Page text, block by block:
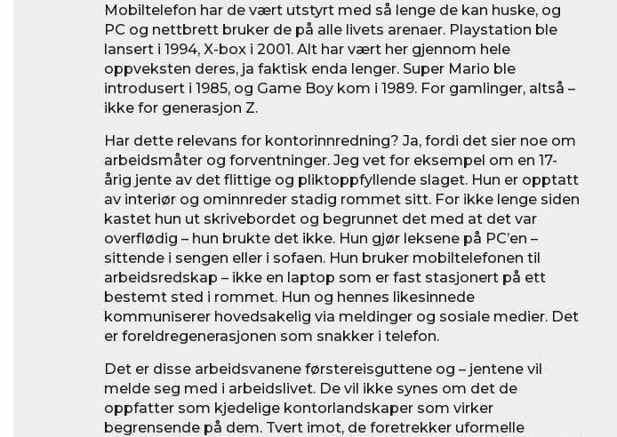
Mobiltelefon har de vært utstyrt med så lenge de kan huske, og
PC og nettbrett bruker de på alle livets arenaer. Playstation ble
lansert i 1994, X-box i 2001. Alt har vært her gjennom hele
oppveksten deres, ja faktisk enda lenger. Super Mario ble
introdusert i 1985, og Game Boy kom i 1989. For gamlinger, altså –
ikke for generasjon Z.
Har dette relevans for kontorinnredning? Ja, fordi det sier noe om
arbeidsmåter og forventninger. Jeg vet for eksempel om en 17-
årig jente av det flittige og pliktoppfyllende slaget. Hun er opptatt
av interiør og ominnreder stadig rommet sitt. For ikke lenge siden
kastet hun ut skrivebordet og begrunnet det med at det var
overflødig – hun brukte det ikke. Hun gjør leksene på PC’en –
sittende i sengen eller i sofaen. Hun bruker mobiltelefonen til
arbeidsredskap – ikke en laptop som er fast stasjonert på ett
bestemt sted i rommet. Hun og hennes likesinnede
kommuniserer hovedsakelig via meldinger og sosiale medier. Det
er foreldregenerasjonen som snakker i telefon.
Det er disse arbeidsvanene førstereisguttene og – jentene vil
melde seg med i arbeidslivet. De vil ikke synes om det de
oppfatter som kjedelige kontorlandskaper som virker
begrensende på dem. Tvert imot, de foretrekker uformelle